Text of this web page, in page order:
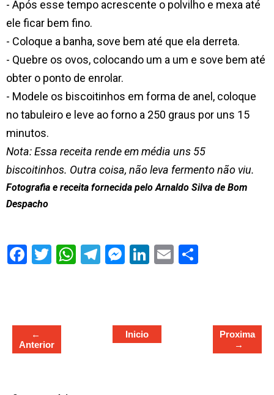
- Após esse tempo acrescente o polvilho e mexa até
ele ficar bem fino.
- Coloque a banha, sove bem até que ela derreta.
- Quebre os ovos, colocando um a um e sove bem até
obter o ponto de enrolar.
- Modele os biscoitinhos em forma de anel, coloque
no tabuleiro e leve ao forno a 250 graus por uns 15
minutos.
Nota: Essa receita rende em média uns 55
biscoitinhos. Outra coisa, não leva fermento não viu.
Fotografia e receita fornecida pelo Arnaldo Silva de Bom
Despacho
←
Anterior
Proxima
→
Inicio